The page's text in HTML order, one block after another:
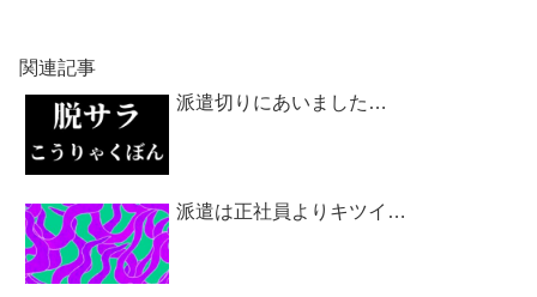
関連記事
派遣切りにあいました…
派遣は正社員よりキツイ…